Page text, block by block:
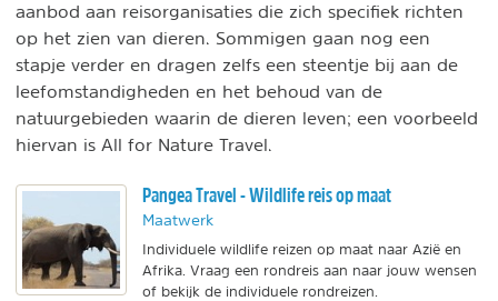
aanbod aan reisorganisaties die zich specifiek richten
op het zien van dieren. Sommigen gaan nog een
stapje verder en dragen zelfs een steentje bij aan de
leefomstandigheden en het behoud van de
natuurgebieden waarin de dieren leven; een voorbeeld
hiervan is All for Nature Travel.
Pangea Travel - Wildlife reis op maat
Maatwerk
Individuele wildlife reizen op maat naar Azië en
Afrika. Vraag een rondreis aan naar jouw wensen
of bekijk de individuele rondreizen.